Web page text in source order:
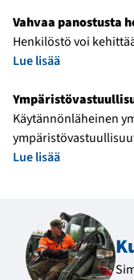
Vahvaa panostusta
Henkilöstö voi
Lue lisää
Käytännönläheinen
Lue lisää